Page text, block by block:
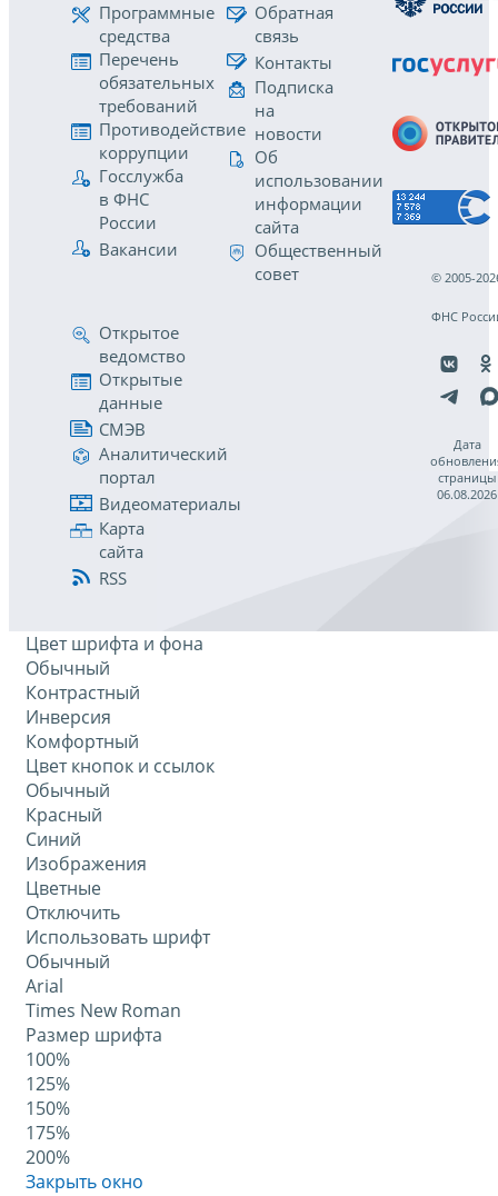
Программные
средства
Перечень
обязательных
требований
Противодействие
коррупции
Госслужба
в ФНС
России
Вакансии
Обратная
связь
Контакты
Подписка
на
новости
Об
использовании
информации
сайта
Общественный
совет
Открытое
ведомство
Открытые
данные
СМЭВ
Аналитический
портал
Видеоматериалы
Карта
сайта
RSS
© 2005-
ФНС
Дата
страницы
06.08.2026
Цвет шрифта и фона
Обычный
Контрастный
Инверсия
Комфортный
Цвет кнопок и ссылок
Обычный
Красный
Синий
Изображения
Цветные
Отключить
Использовать шрифт
Обычный
Arial
Times New Roman
Размер шрифта
100%
125%
150%
175%
200%
Закрыть окно